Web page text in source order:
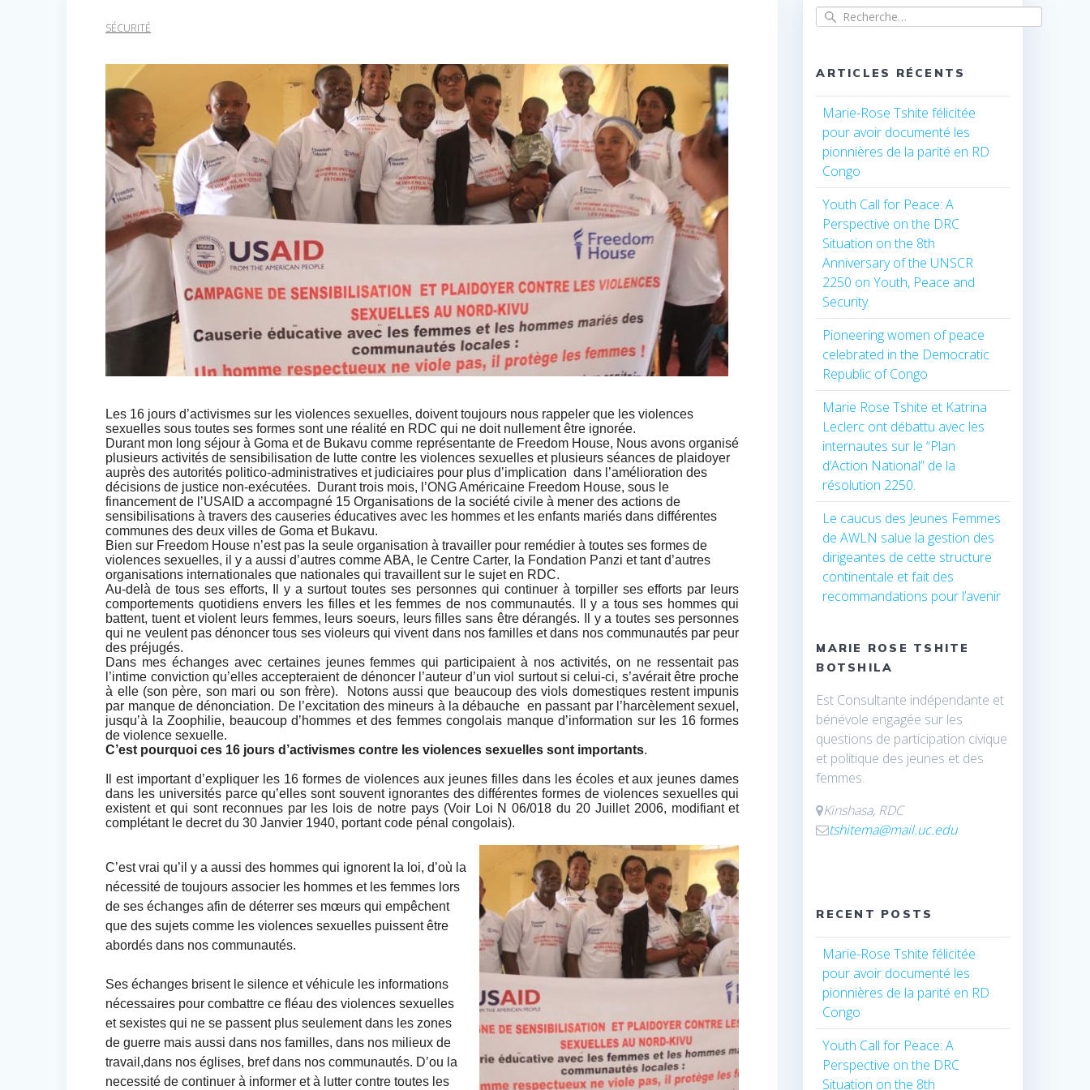
SÉCURITÉ
Les 16 jours d’activismes sur les violences sexuelles, doivent toujours nous rappeler que les violences
sexuelles sous toutes ses formes sont une réalité en RDC qui ne doit nullement être ignorée.
Durant mon long séjour à Goma et de Bukavu comme représentante de Freedom House, Nous avons organisé
plusieurs activités de sensibilisation de lutte contre les violences sexuelles et plusieurs séances de plaidoyer
auprès des autorités politico-administratives et judiciaires pour plus d’implication dans l’amélioration des
décisions de justice non-exécutées. Durant trois mois, l’ONG Américaine Freedom House, sous le
financement de l’USAID a accompagné 15 Organisations de la société civile à mener des actions de
sensibilisations à travers des causeries éducatives avec les hommes et les enfants mariés dans différentes
communes des deux villes de Goma et Bukavu.
Bien sur Freedom House n’est pas la seule organisation à travailler pour remédier à toutes ses formes de
violences sexuelles, il y a aussi d’autres comme ABA, le Centre Carter, la Fondation Panzi et tant d’autres
organisations internationales que nationales qui travaillent sur le sujet en RDC.
Au-delà de tous ses efforts, Il y a surtout toutes ses personnes qui continuer à torpiller ses efforts par leurs
comportements quotidiens envers les filles et les femmes de nos communautés. Il y a tous ses hommes qui
battent, tuent et violent leurs femmes, leurs soeurs, leurs filles sans être dérangés. Il y a toutes ses personnes
qui ne veulent pas dénoncer tous ses violeurs qui vivent dans nos familles et dans nos communautés par peur
des préjugés.
Dans mes échanges avec certaines jeunes femmes qui participaient à nos activités, on ne ressentait pas
l’intime conviction qu’elles accepteraient de dénoncer l’auteur d’un viol surtout si celui-ci, s’avérait être proche
à elle (son père, son mari ou son frère). Notons aussi que beaucoup des viols domestiques restent impunis
par manque de dénonciation. De l’excitation des mineurs à la débauche en passant par l’harcèlement sexuel,
jusqu’à la Zoophilie, beaucoup d’hommes et des femmes congolais manque d’information sur les 16 formes
de violence sexuelle.
C’est pourquoi ces 16 jours d’activismes contre les violences sexuelles sont importants.
Il est important d’expliquer les 16 formes de violences aux jeunes filles dans les écoles et aux jeunes dames
dans les universités parce qu’elles sont souvent ignorantes des différentes formes de violences sexuelles qui
existent et qui sont reconnues par les lois de notre pays (Voir Loi N 06/018 du 20 Juillet 2006, modifiant et
complétant le decret du 30 Janvier 1940, portant code pénal congolais).
C’est vrai qu’il y a aussi des hommes qui ignorent la loi, d’où la
nécessité de toujours associer les hommes et les femmes lors
de ses échanges afin de déterrer ses mœurs qui empêchent
que des sujets comme les violences sexuelles puissent être
abordés dans nos communautés.
Ses échanges brisent le silence et véhicule les informations
nécessaires pour combattre ce fléau des violences sexuelles
et sexistes qui ne se passent plus seulement dans les zones
de guerre mais aussi dans nos familles, dans nos milieux de
travail,dans nos églises, bref dans nos communautés. D’ou la
necessité de continuer à informer et à lutter contre toutes les
Recherche
pour
ARTICLES RÉCENTS
Marie-Rose Tshite félicitée
pour avoir documenté les
pionnières de la parité en RD
Congo
Youth Call for Peace: A
Perspective on the DRC
Situation on the 8th
Anniversary of the UNSCR
2250 on Youth, Peace and
Security.
Pioneering women of peace
celebrated in the Democratic
Republic of Congo
Marie Rose Tshite et Katrina
Leclerc ont débattu avec les
internautes sur le “Plan
d’Action National” de la
résolution 2250.
Le caucus des Jeunes Femmes
de AWLN salue la gestion des
dirigeantes de cette structure
continentale et fait des
recommandations pour l’avenir
MARIE ROSE TSHITE
BOTSHILA
Est Consultante indépendante et
bénévole engagée sur les
questions de participation civique
et politique des jeunes et des
femmes.
Kinshasa, RDC
tshitema@mail.uc.edu
RECENT POSTS
Marie-Rose Tshite félicitée
pour avoir documenté les
pionnières de la parité en RD
Congo
Youth Call for Peace: A
Perspective on the DRC
Situation on the 8th